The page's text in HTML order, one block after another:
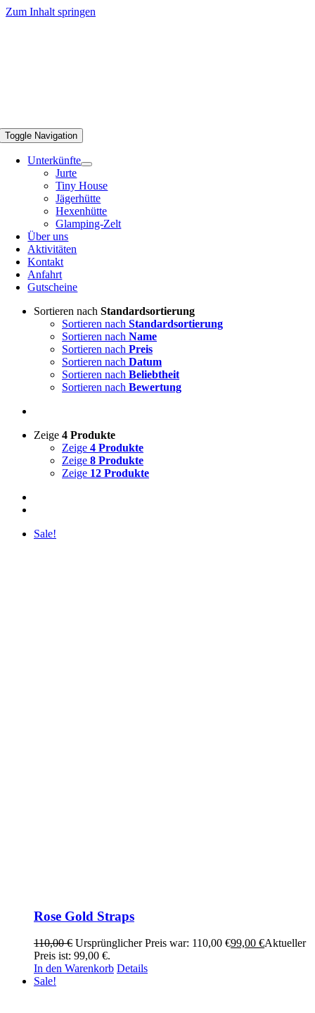
Zum Inhalt springen
Toggle Navigation
Unterkünfte
Jurte
Tiny House
Jägerhütte
Hexenhütte
Glamping-Zelt
Über uns
Aktivitäten
Kontakt
Anfahrt
Gutscheine
Sortieren nach Standardsortierung
Sortieren nach Standardsortierung
Sortieren nach Name
Sortieren nach Preis
Sortieren nach Datum
Sortieren nach Beliebtheit
Sortieren nach Bewertung
Zeige 4 Produkte
Zeige 4 Produkte
Zeige 8 Produkte
Zeige 12 Produkte
Sale!
Rose Gold Straps
110,00€ Ursprünglicher Preis war: 110,00 €99,00 €Aktueller
Preis ist: 99,00 €.
In den Warenkorb Details
Sale!